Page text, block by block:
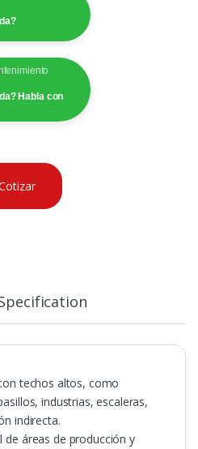
Habla con
techos altos, como
industrias, escaleras,
indirecta.
de áreas de producción y